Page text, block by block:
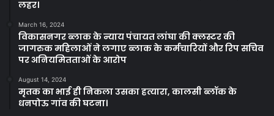
लहर।
March 16, 2024
विकासनगर ब्लाक के न्याय पंचायत लांघा की क्लस्टर की
जागरुक महिलाओं ने लगाए ब्लाक के कर्मचारियों और रिप सचिव
पर अनियमितताओं के आरोप
August 14, 2024
मृतक का भाई ही निकला उसका हत्यारा, कालसी ब्लॉक के
धनपोऊ गांव की घटना।